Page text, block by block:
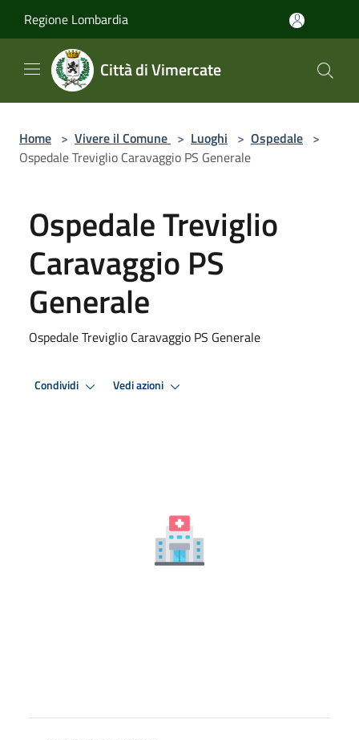
Regione Lombardia
Città di Vimercate
Home > Vivere il Comune > Luoghi > Ospedale >
Ospedale Treviglio Caravaggio PS Generale
Ospedale Treviglio
Caravaggio PS
Generale
Ospedale Treviglio Caravaggio PS Generale
Condividi Vedi azioni